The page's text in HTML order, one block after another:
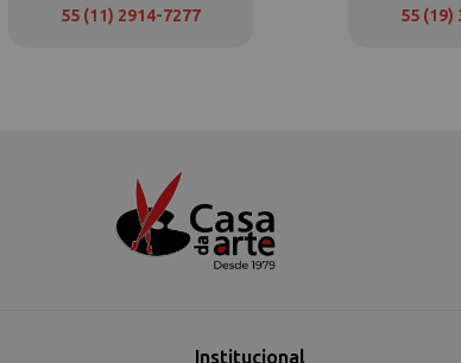
55 (11) 2914-7277 55 (19)
Institucional